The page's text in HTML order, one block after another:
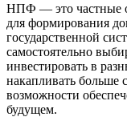
НПФ — это частные
для формирования
государственной
самостоятельно
инвестировать в
накапливать больше
возможности
будущем.